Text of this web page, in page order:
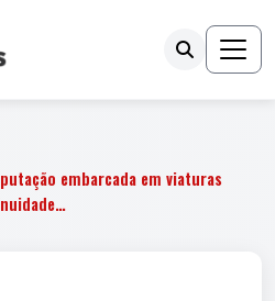
embarcada em viaturas